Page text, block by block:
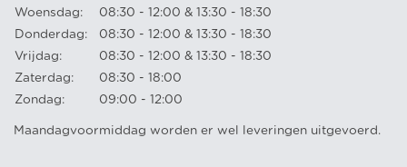
Woensdag:
08:30 - 12:00 & 13:30 - 18:30
Donderdag:
08:30 - 12:00 & 13:30 - 18:30
Vrijdag:
08:30 - 12:00 & 13:30 - 18:30
Zaterdag:
08:30 - 18:00
Zondag:
09:00 - 12:00
Maandagvoormiddag worden er wel leveringen uitgevoerd.